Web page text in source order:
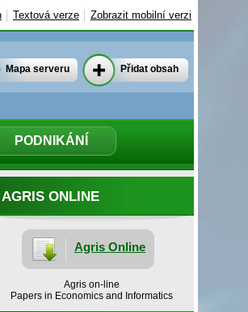
Textová verze Zobrazit mobilní verzi
PODNIKÁNÍ
Mapa serveru Přidat obsah
AGRIS ONLINE
Agris Online
Agris on-line
Papers in Economics and Informatics